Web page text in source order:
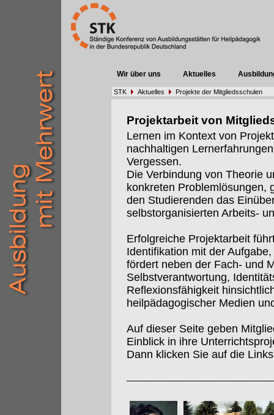
Wir über uns Aktuelles
STK Aktuelles Projekte der Mitgliedsschulen
Projektarbeit von
Lernen im Kontext von
nachhaltigen
Vergessen.
Die Verbindung von Theorie
konkreten Problemlösungen,
den Studierenden das
selbstorganisierten Arbeits-
Erfolgreiche Projektarbeit
Identifikation mit der
fördert neben der Fach- und
Selbstverantwortung,
Reflexionsfähigkeit
heilpädagogischer Medien
Auf dieser Seite geben
Einblick in ihre
Dann klicken Sie auf die